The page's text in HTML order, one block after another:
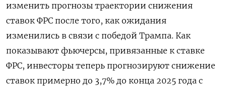
изменить прогнозы траектории снижения
ставок ФРС после того, как ожидания
изменились в связи с победой Трампа. Как
показывают фьючерсы, привязанные к ставке
ФРС, инвесторы теперь прогнозируют снижение
ставок примерно до 3,7% до конца 2025 года с